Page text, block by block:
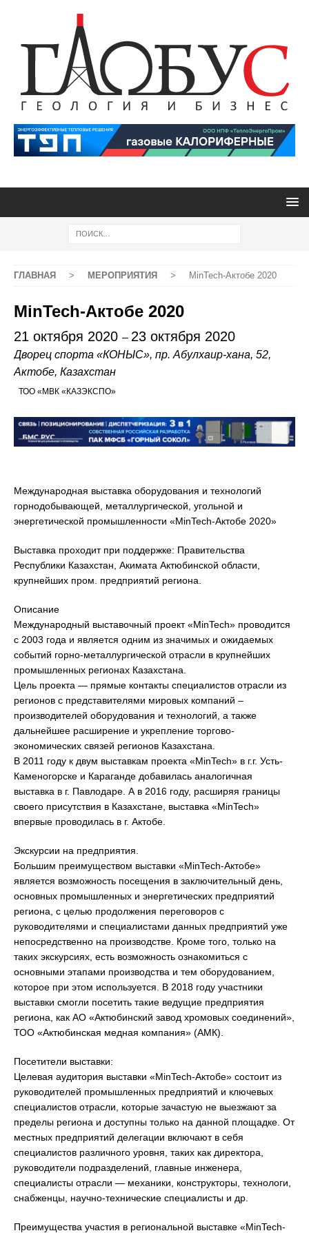
ГЛАВНАЯ > МЕРОПРИЯТИЯ > MinTech-Актобе 2020
MinTech-Актобе 2020
21 октября 2020 – 23 октября 2020
Дворец спорта «КОНЫС», пр. Абулхаир-хана, 52,
Актобе, Казахстан
ТОО «МВК «КАЗЭКСПО»
Международная выставка оборудования и технологий
горнодобывающей, металлургической, угольной и
энергетической промышленности «MinTech-Актобе 2020»
Выставка проходит при поддержке: Правительства
Республики Казахстан, Акимата Актюбинской области,
крупнейших пром. предприятий региона.
Описание
Международный выставочный проект «MinTech» проводится
с 2003 года и является одним из значимых и ожидаемых
событий горно-металлургической отрасли в крупнейших
промышленных регионах Казахстана.
Цель проекта — прямые контакты специалистов отрасли из
регионов с представителями мировых компаний –
производителей оборудования и технологий, а также
дальнейшее расширение и укрепление торгово-
экономических связей регионов Казахстана.
В 2011 году к двум выставкам проекта «MinTech» в г.г. Усть-
Каменогорске и Караганде добавилась аналогичная
выставка в г. Павлодаре. А в 2016 году, расширяя границы
своего присутствия в Казахстане, выставка «MinTech»
впервые проводилась в г. Актобе.
Экскурсии на предприятия.
Большим преимуществом выставки «MinTech-Актобе»
является возможность посещения в заключительный день,
основных промышленных и энергетических предприятий
региона, с целью продолжения переговоров с
руководителями и специалистами данных предприятий уже
непосредственно на производстве. Кроме того, только на
таких экскурсиях, есть возможность ознакомиться с
основными этапами производства и тем оборудованием,
которое при этом используется. В 2018 году участники
выставки смогли посетить такие ведущие предприятия
региона, как АО «Актюбинский завод хромовых соединений»,
ТОО «Актюбинская медная компания» (АМК).
Посетители выставки:
Целевая аудитория выставки «MinTech-Актобе» состоит из
руководителей промышленных предприятий и ключевых
специалистов отрасли, которые зачастую не выезжают за
пределы региона и доступны только на данной площадке. От
местных предприятий делегации включают в себя
специалистов различного уровня, таких как директора,
руководители подразделений, главные инженера,
специалисты отрасли — механики, конструкторы, технологи,
снабженцы, научно-технические специалисты и др.
Преимущества участия в региональной выставке «MinTech-